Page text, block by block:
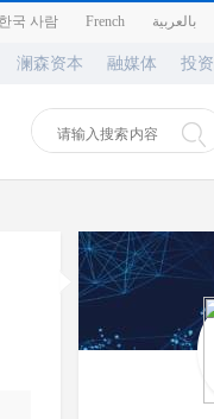
국 사람 French بالعربية
澜森资本 融媒体 投